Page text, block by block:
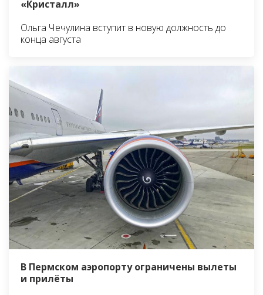
«Кристалл»
Ольга Чечулина вступит в новую должность до
конца августа
В Пермском аэропорту ограничены вылеты
и прилёты